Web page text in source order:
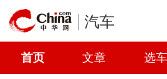
汽车
首页 文章 选车